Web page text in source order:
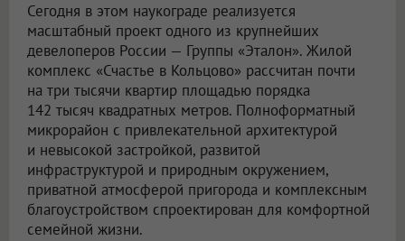
Сегодня в этом наукограде реализуется
масштабный проект одного из крупнейших
девелоперов России — Группы «Эталон». Жилой
комплекс «Счастье в Кольцово» рассчитан почти
на три тысячи квартир площадью порядка
142 тысяч квадратных метров. Полноформатный
микрорайон с привлекательной архитектурой
и невысокой застройкой, развитой
инфраструктурой и природным окружением,
приватной атмосферой пригорода и комплексным
благоустройством спроектирован для комфортной
семейной жизни.